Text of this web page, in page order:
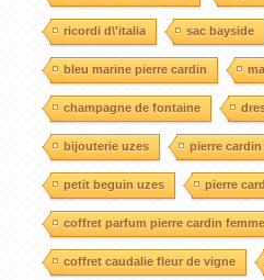
ricordi d\'italia sac bayside
bleu marine pierre cardin
champagne de fontaine
bijouterie uzes pierre
petit beguin uzes pierre
coffret parfum pierre cardin femme
coffret caudalie fleur de vigne